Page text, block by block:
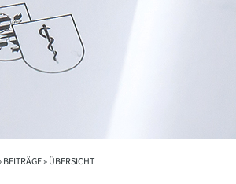
BEITRÄGE» ÜBERSICHT